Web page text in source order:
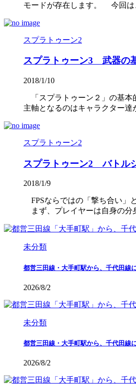
モードが存在します。 今回は
スプラトゥーン2
スプラトゥーン3 武器の
2018/1/10
「スプラトゥーン２」の基本
主軸となるのはキャラクター達
スプラトゥーン2
スプラトゥーン2 バトル
2018/1/9
FPSならではの「撃ち合い」
まず、プレイヤーは自身の分
未分類
都営三田線・大手町駅から、千代田線
2026/8/2
未分類
都営三田線・大手町駅から、千代田線
2026/8/2